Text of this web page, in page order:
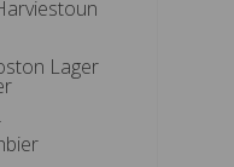
Lager